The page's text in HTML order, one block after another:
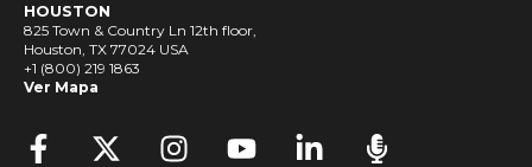
HOUSTON
825 Town & Country Ln 12th floor,
Houston, TX 77024 USA
+1 (800) 219 1863
Ver Mapa